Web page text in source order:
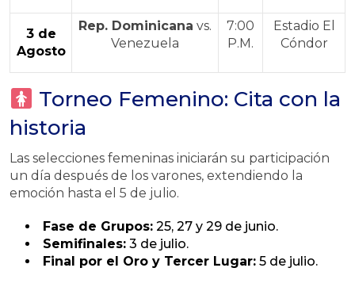
3 de
Agosto
Rep. Dominicana vs.
Venezuela
7:00
P.M.
Estadio El
Cóndor
Torneo Femenino: Cita con la
historia
Las selecciones femeninas iniciarán su participación
un día después de los varones, extendiendo la
emoción hasta el 5 de julio.
Fase de Grupos: 25, 27 y 29 de junio.
Semifinales: 3 de julio.
Final por el Oro y Tercer Lugar: 5 de julio.